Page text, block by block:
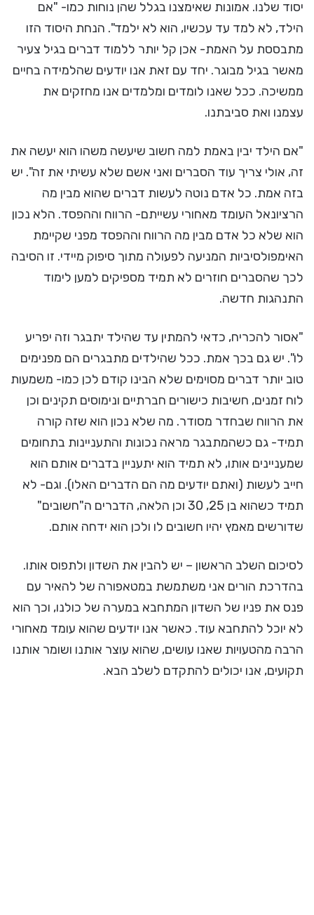
יסוד שלנו. אמונות שאימצנו בגלל שהן נוחות כמו- "אם
הילד, לא למד עד עכשיו, הוא לא ילמד". הנחת היסוד הזו
מתבססת על האמת- אכן קל יותר ללמוד דברים בגיל צעיר
מאשר בגיל מבוגר. יחד עם זאת אנו יודעים שהלמידה בחיים
ממשיכה. ככל שאנו לומדים ומלמדים אנו מחזקים את
עצמנו ואת סביבתנו.
"אם הילד יבין באמת למה חשוב שיעשה משהו הוא יעשה את
זה, אולי צריך עוד הסברים ואני אשם שלא עשיתי את זה". יש
בזה אמת. כל אדם נוטה לעשות דברים שהוא מבין מה
הרציונאל העומד מאחורי עשייתם- הרווח וההפסד. הלא נכון
הוא שלא כל אדם מבין מה הרווח וההפסד מפני שקיימת
האימפולסיביות המניעה לפעולה מתוך סיפוק מיידי. זו הסיבה
לכך שהסברים חוזרים לא תמיד מספיקים למען לימוד
התנהגות חדשה.
"אסור להכריח, כדאי להמתין עד שהילד יתבגר וזה יפריע
לו". יש גם בכך אמת. ככל שהילדים מתבגרים הם מפנימים
טוב יותר דברים מסוימים שלא הבינו קודם לכן כמו- משמעות
לוח זמנים, חשיבות כישורים חברתיים ונימוסים תקינים וכן
את הרווח שבחדר מסודר. מה שלא נכון הוא שזה קורה
תמיד- גם כשהמתבגר מראה נכונות והתעניינות בתחומים
שמעניינים אותו, לא תמיד הוא יתעניין בדברים אותם הוא
חייב לעשות (ואתם יודעים מה הם הדברים האלו). וגם- לא
תמיד כשהוא בן 25, 30 וכן הלאה, הדברים ה"חשובים"
שדורשים מאמץ יהיו חשובים לו ולכן הוא ידחה אותם.
לסיכום השלב הראשון – יש להבין את השדון ולתפוס אותו.
בהדרכת הורים אני משתמשת במטאפורה של להאיר עם
פנס את פניו של השדון המתחבא במערה של כולנו, וכך הוא
לא יוכל להתחבא עוד. כאשר אנו יודעים שהוא עומד מאחורי
הרבה מהטעויות שאנו עושים, שהוא עוצר אותנו ושומר אותנו
תקועים, אנו יכולים להתקדם לשלב הבא.